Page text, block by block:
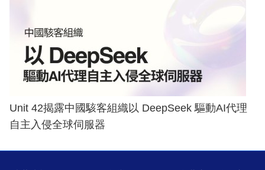
Unit 42揭露中國駭客組織以 DeepSeek 驅動AI代理
自主入侵全球伺服器